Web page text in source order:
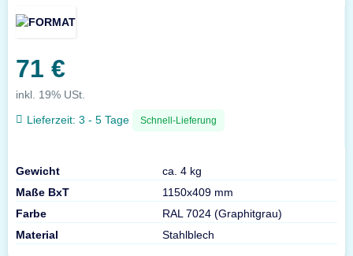
71 €
inkl. 19% USt.
Lieferzeit: 3 - 5 Tage Schnell-Lieferung
Gewicht
ca. 4 kg
Maße BxT
1150x409 mm
Farbe
RAL 7024 (Graphitgrau)
Material
Stahlblech